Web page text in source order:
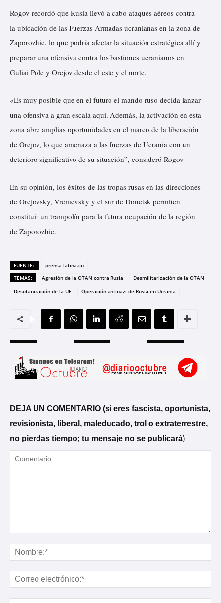
Rogov recordó que Rusia llevó a cabo ataques aéreos contra
la ubicación de las Fuerzas Armadas ucranianas en la zona de
Zaporozhie, lo que podría afectar la situación estratégica allí y
preparar una ofensiva contra los bastiones ucranianos en
Guliai Pole y Orejov desde el este y el norte.
«Es muy posible que en el futuro el mando ruso decida lanzar
una ofensiva a gran escala aquí. Además, la activación en esta
zona abre amplias oportunidades en el marco de la liberación
de Orejov, lo que amenaza a las fuerzas de Ucrania con un
deterioro significativo de su situación”, consideró Rogov.
En su opinión, los éxitos de las tropas rusas en las direcciones
de Orejovsky, Vremevsky y el sur de Donetsk permiten
constituir un trampolín para la futura ocupación de la región
de Zaporozhie.
FUENTE:
prensa-latina.cu
TEMAS:
Agresión de la OTAN contra Rusia
Desmilitarización de la OTAN
Desotanización de la UE
Operación antinazi de Rusia en Ucrania
DEJA UN COMENTARIO (si eres fascista, oportunista,
revisionista, liberal, maleducado, trol o extraterrestre,
no pierdas tiempo; tu mensaje no se publicará)